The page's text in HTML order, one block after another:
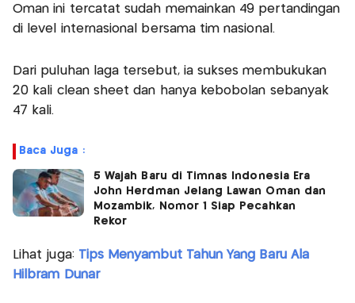
Oman ini tercatat sudah memainkan 49 pertandingan
di level internasional bersama tim nasional.
Dari puluhan laga tersebut, ia sukses membukukan
20 kali clean sheet dan hanya kebobolan sebanyak
47 kali.
Baca Juga :
5 Wajah Baru di Timnas Indonesia Era
John Herdman Jelang Lawan Oman dan
Mozambik, Nomor 1 Siap Pecahkan
Rekor
Lihat juga: Tips Menyambut Tahun Yang Baru Ala
Hilbram Dunar